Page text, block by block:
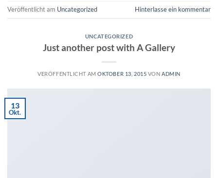
Veröffentlicht am Uncategorized Hinterlasse ein kommentar
UNCATEGORIZED
Just another post with A Gallery
VERÖFFENTLICHT AMOKTOBER 13, 2015 VON ADMIN
13
Okt.